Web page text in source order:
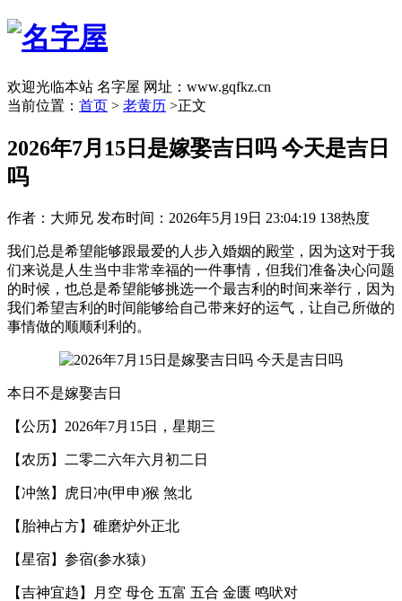
欢迎光临本站 名字屋 网址：www.gqfkz.cn
当前位置： 首页 > 老黄历 >正文
2026年7月15日是嫁娶吉日吗 今天是吉日
吗
作者：大师兄 发布时间：2026年5月19日 23:04:19 138热度
我们总是希望能够跟最爱的人步入婚姻的殿堂，因为这对于我
们来说是人生当中非常幸福的一件事情，但我们准备决心问题
的时候，也总是希望能够挑选一个最吉利的时间来举行，因为
我们希望吉利的时间能够给自己带来好的运气，让自己所做的
事情做的顺顺利利的。
本日不是嫁娶吉日
【公历】2026年7月15日，星期三
【农历】二零二六年六月初二日
【冲煞】虎日冲(甲申)猴 煞北
【胎神占方】碓磨炉外正北
【星宿】参宿(参水猿)
【吉神宜趋】月空 母仓 五富 五合 金匮 鸣吠对